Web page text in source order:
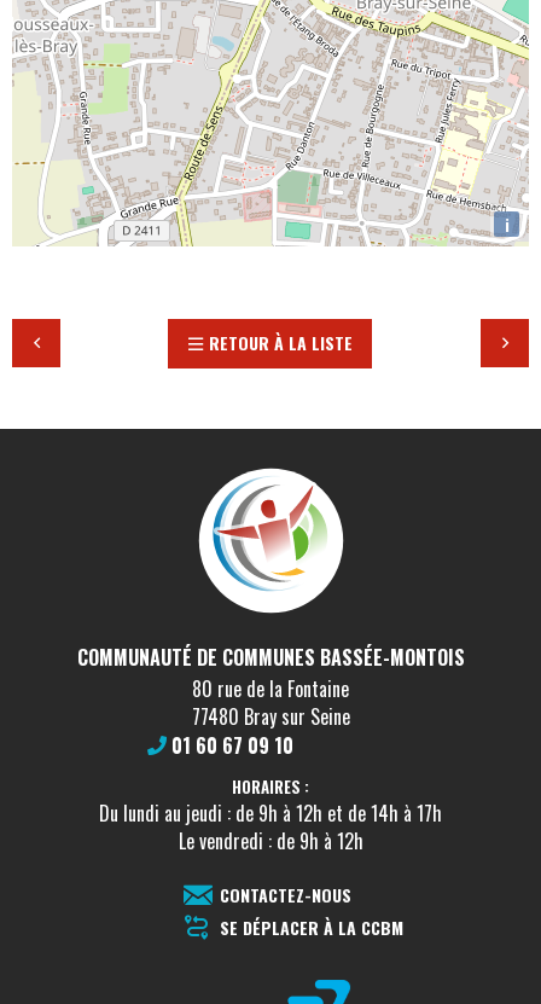
i
RETOUR À LA LISTE
COMMUNAUTÉ DE COMMUNES BASSÉE-MONTOIS
80 rue de la Fontaine
77480 Bray sur Seine
01 60 67 09 10
HORAIRES :
Du lundi au jeudi : de 9h à 12h et de 14h à 17h
Le vendredi : de 9h à 12h
CONTACTEZ-NOUS
SE DÉPLACER À LA CCBM